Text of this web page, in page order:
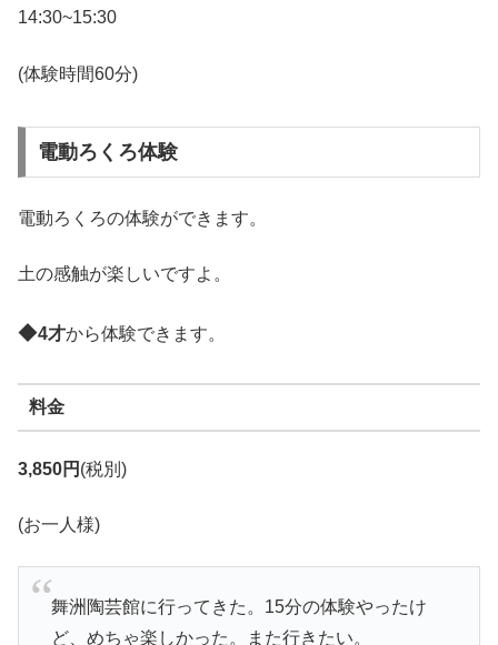
14:30~15:30
(体験時間60分)
電動ろくろ体験
電動ろくろの体験ができます。
土の感触が楽しいですよ。
◆4才から体験できます。
料金
3,850円 (税別)
(お一人様)
舞洲陶芸館に行ってきた。15分の体験やったけ
ど、めちゃ楽しかった。また行きたい。